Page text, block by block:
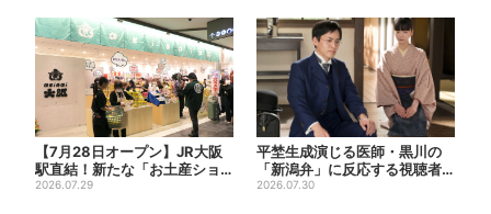
【7月28日オープン】JR大阪
駅直結！新たな「お土産ショ
ップ」、銘菓バラ売りで地...
2026.07.29
平埜生成演じる医師・黒川の
「新潟弁」に反応する視聴者
続出「グッときた」
2026.07.30